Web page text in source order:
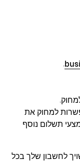
.
למחוק את
תשלום נוסף
לחשבון שלך בכל